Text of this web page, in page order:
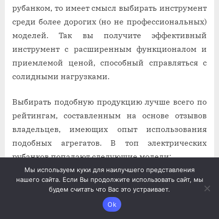
рубанком, то имеет смысл выбирать инструмент
среди более дорогих (но не профессиональных)
моделей. Так вы получите эффективный
инструмент с расширенным функционалом и
приемлемой ценой, способный справляться с
солидными нагрузками.
Выбирать подобную продукцию лучше всего по
рейтингам, составленным на основе отзывов
владельцев, имеющих опыт использования
подобных агрегатов. В топ электрических
рубанков попадают следующие модели:
Ставр РЭ-110/1500 СТ. Инструмент обладает
мощностью 1500 Вт и глубиной реза 3,5 мм,
весит 5,25 кг. Его отличает хорошая
Мы используем куки для наилучшего представления
нашего сайта. Если Вы продолжите использовать сайт, мы
будем считать что Вас это устраивает.
Ok